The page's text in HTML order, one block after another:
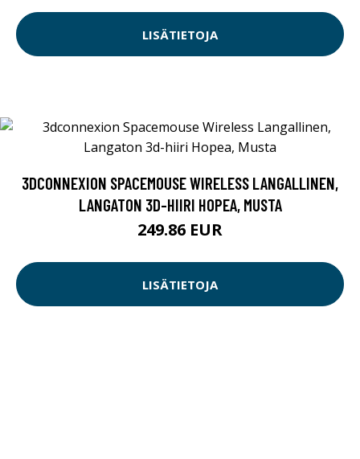
LISÄTIETOJA
3DCONNEXION SPACEMOUSE WIRELESS LANGALLINEN,
LANGATON 3D-HIIRI HOPEA, MUSTA
249.86 EUR
LISÄTIETOJA